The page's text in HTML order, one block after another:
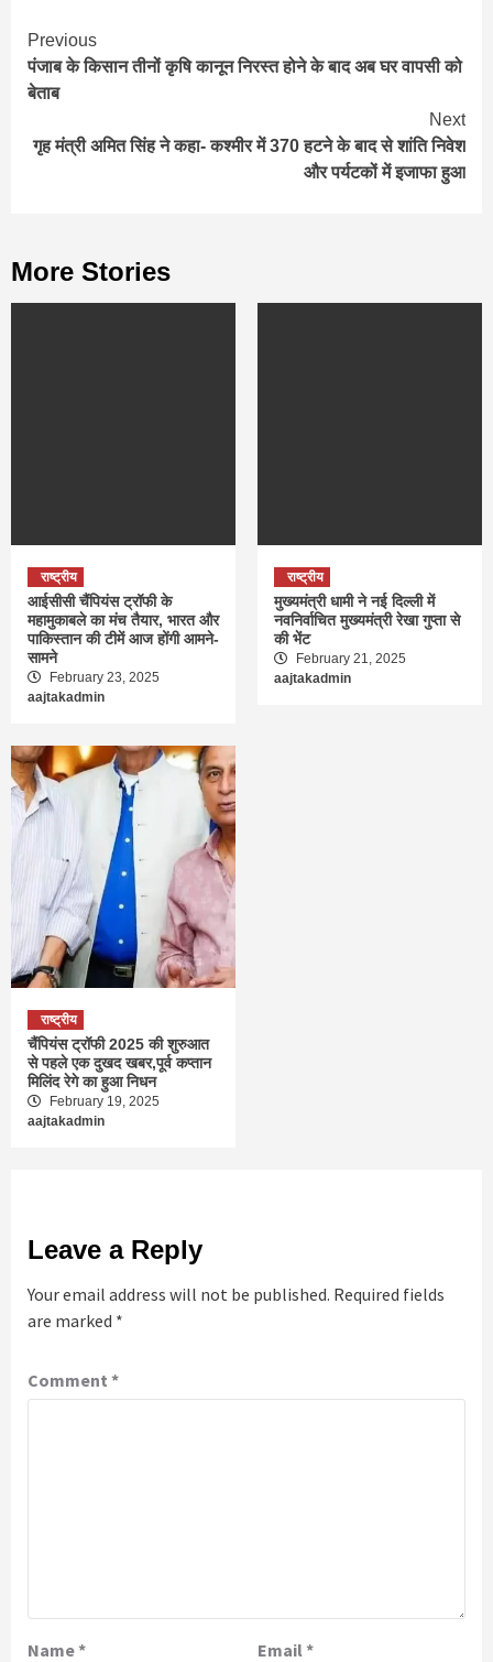
Continue
Reading
Previous
पंजाब के किसान तीनों कृषि कानून निरस्त होने के बाद अब घर वापसी को
बेताब
Next
गृह मंत्री अमित सिंह ने कहा- कश्मीर में 370 हटने के बाद से शांति निवेश
और पर्यटकों में इजाफा हुआ
More Stories
राष्ट्रीय
आईसीसी चैंपियंस ट्रॉफी के
महामुकाबले का मंच तैयार, भारत और
पाकिस्तान की टीमें आज होंगी आमने-
सामने
February 23, 2025
aajtakadmin
राष्ट्रीय
मुख्यमंत्री धामी ने नई दिल्ली में
नवनिर्वाचित मुख्यमंत्री रेखा गुप्ता से
की भेंट
February 21, 2025
aajtakadmin
राष्ट्रीय
चैंपियंस ट्रॉफी 2025 की शुरुआत
से पहले एक दुखद खबर,पूर्व कप्तान
मिलिंद रेगे का हुआ निधन
February 19, 2025
aajtakadmin
Leave a Reply
Your email address will not be published. Required fields
are marked *
Comment *
Name* Email *